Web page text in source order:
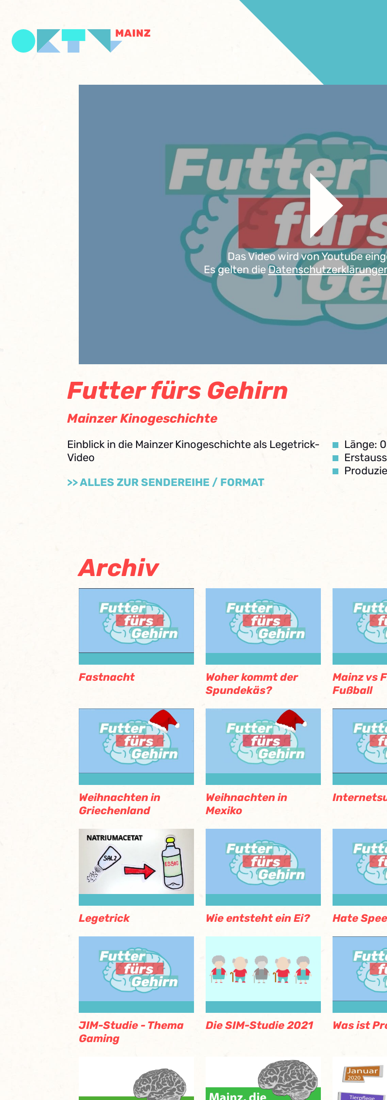
Das Video wird von Youtube
Es gelten die
Futter fürs Gehirn
Mainzer Kinogeschichte
Einblick in die Mainzer Kinogeschichte als Legetrick-
Video
>> ALLES ZUR SENDEREIHE / FORMAT
Länge:
Archiv
Fastnacht
Woher kommt der
Spundekäs?
Mainz vs
Fußball
Weihnachten in
Griechenland
Weihnachten in
Mexiko
Legetrick Wie entsteht ein Ei? Hate
JIM-Studie - Thema
Gaming
Die SIM-Studie 2021 Was ist